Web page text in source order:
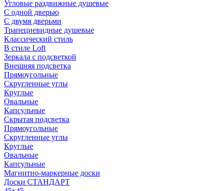
Угловые раздвижные душевые
С одной дверью
С двумя дверьми
Трапециевидные душевые
Классический стиль
В стиле Loft
Зеркала с подсветкой
Внешняя подсветка
Прямоугольные
Скругленные углы
Круглые
Овальные
Капсульные
Скрытая подсветка
Прямоугольные
Скругленные углы
Круглые
Овальные
Капсульные
Магнитно-маркерные доски
Доски СТАНДАРТ